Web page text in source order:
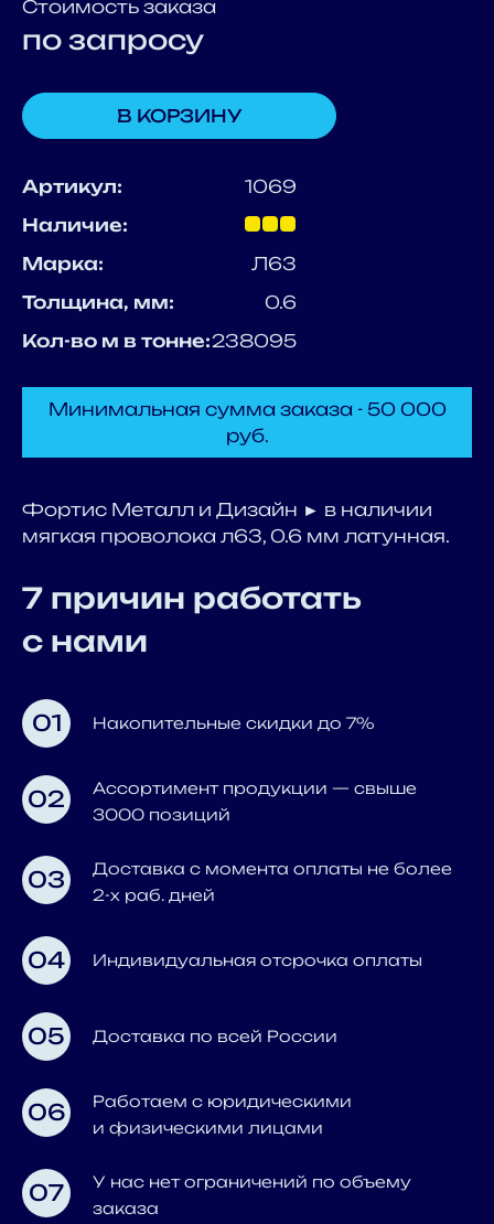
Стоимость заказа
по запросу
В КОРЗИНУ
Артикул:
1069
Наличие:
Марка:
Л63
Толщина, мм:
0.6
Кол-во м в тонне:238095
Минимальная сумма заказа - 50 000
руб.
Фортис Металл и Дизайн ► в наличии
мягкая проволока л63, 0.6 мм латунная.
7 причин работать
с нами
01 Накопительные скидки до 7%
02
Ассортимент продукции — свыше
3000 позиций
03
Доставка с момента оплаты не более
2-х раб. дней
04 Индивидуальная отсрочка оплаты
05 Доставка по всей России
06
Работаем с юридическими
и физическими лицами
07
У нас нет ограничений по объему
заказа